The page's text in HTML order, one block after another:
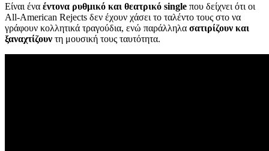
Είναι ένα έντονα ρυθμικό και θεατρικό single που δείχνει ότι οι
All-American Rejects δεν έχουν χάσει το ταλέντο τους στο να
γράφουν κολλητικά τραγούδια, ενώ παράλληλα σατιρίζουν και
ξαναχτίζουν τη μουσική τους ταυτότητα.